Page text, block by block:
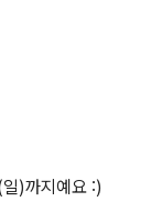
일)까지예요 :)